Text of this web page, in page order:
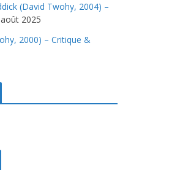
(David Twohy, 2004) –
2025
2000) – Critique &